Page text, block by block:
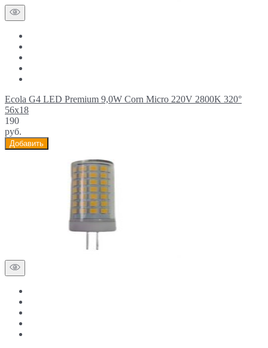
Ecola G4 LED Premium 9,0W Corn Micro 220V 2800K 320°
56x18
190
руб.
Добавить